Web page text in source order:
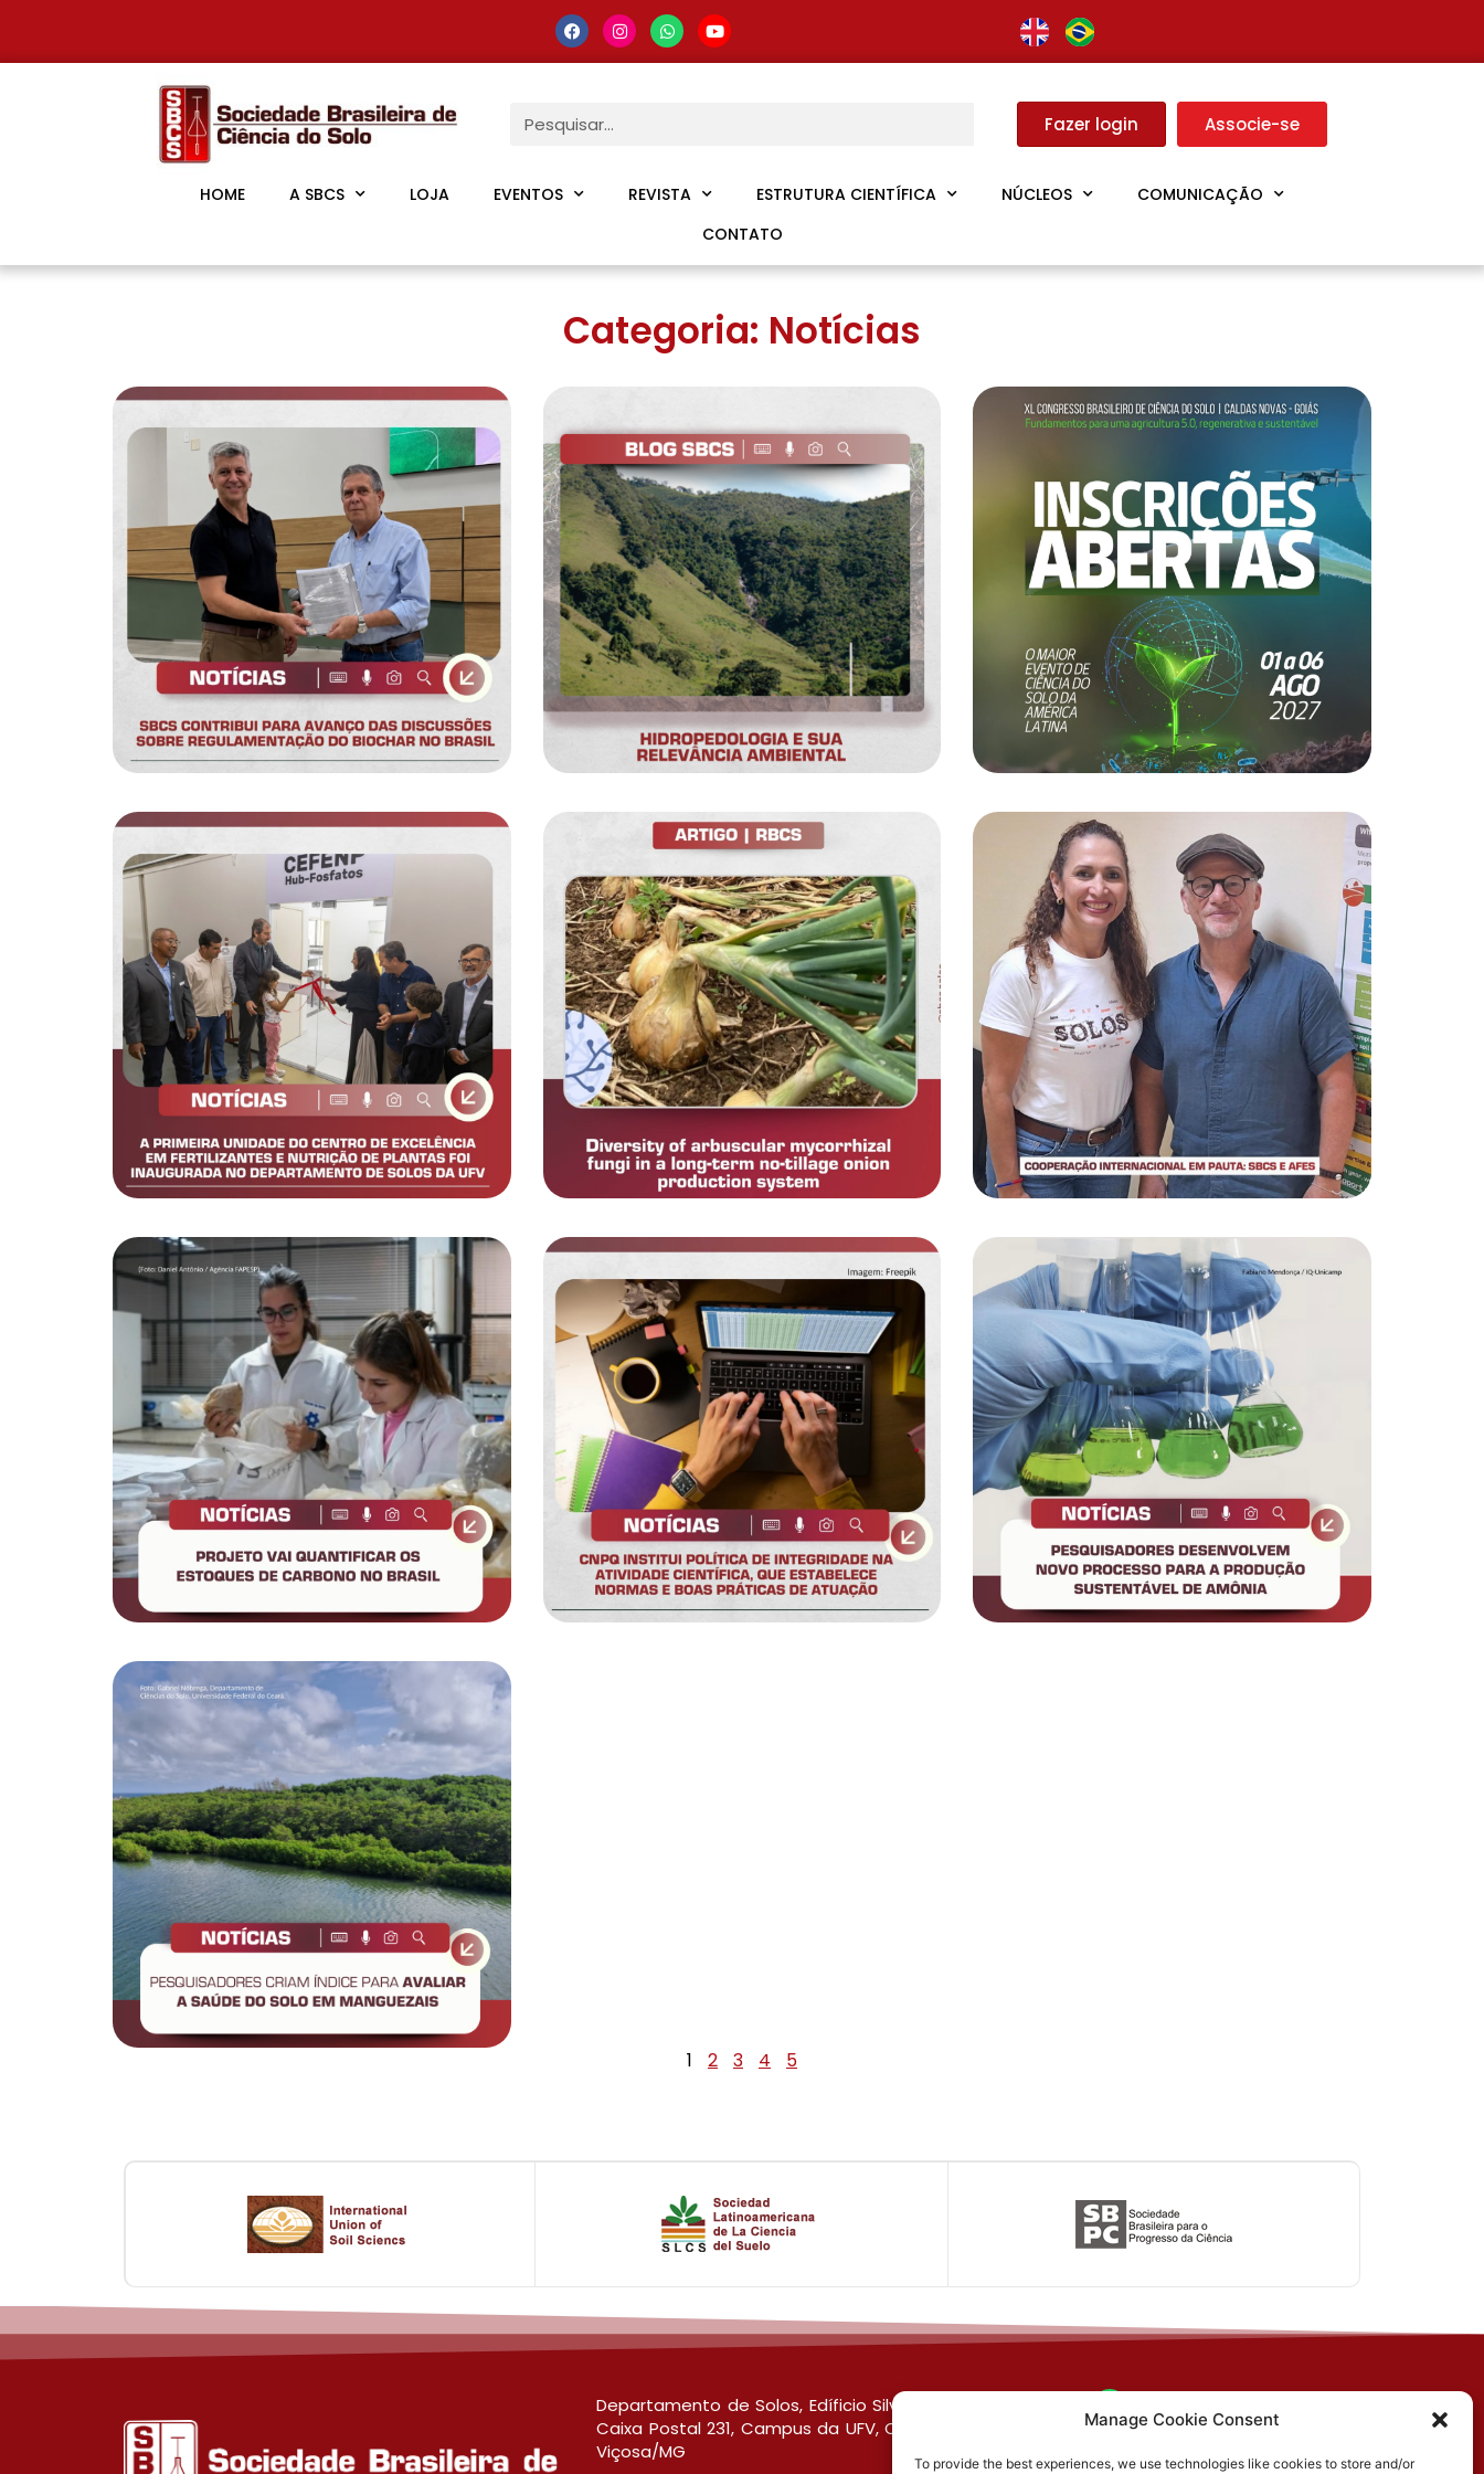
Manage Cookie Consent
To provide the best experiences, we use technologies like cookies to store and/or
Fazer login Associe-se
HOME A SBCS LOJA EVENTOS REVISTA ESTRUTURA CIENTÍFICA NÚCLEOS
COMUNICAÇÃO
CONTATO
Categoria: Notícias
1 2 3 4 5
Departamento de Solos, Edíficio Silvio Brandão s/n,
Caixa Postal 231, Campus da UFV, CEP 36570-900,
Viçosa/MG